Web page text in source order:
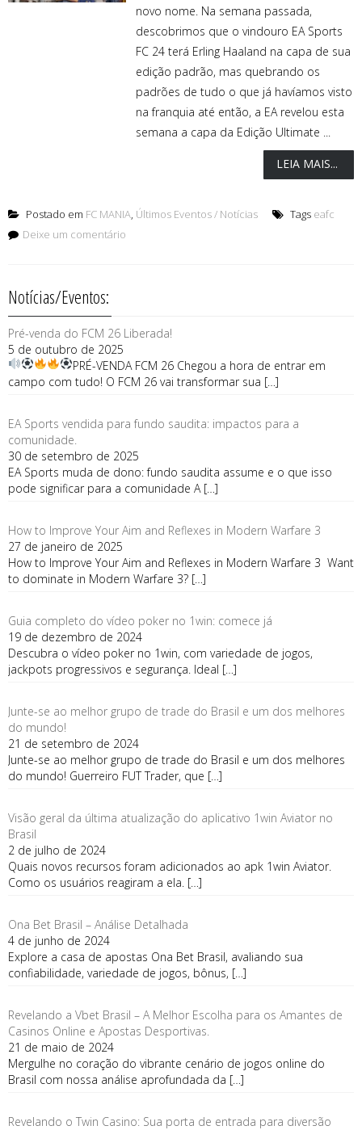
novo nome. Na semana passada,
descobrimos que o vindouro EA Sports
FC 24 terá Erling Haaland na capa de sua
edição padrão, mas quebrando os
padrões de tudo o que já havíamos visto
na franquia até então, a EA revelou esta
semana a capa da Edição Ultimate ...
LEIA MAIS...
Postado em FC MANIA, Últimos Eventos / Notícias Tags eafc
Deixe um comentário
Notícias/Eventos:
Pré-venda do FCM 26 Liberada!
5 de outubro de 2025
PRÉ-VENDA FCM 26 Chegou a hora de entrar em
campo com tudo! O FCM 26 vai transformar sua […]
EA Sports vendida para fundo saudita: impactos para a
comunidade.
30 de setembro de 2025
EA Sports muda de dono: fundo saudita assume e o que isso
pode significar para a comunidade A […]
How to Improve Your Aim and Reflexes in Modern Warfare 3
27 de janeiro de 2025
How to Improve Your Aim and Reflexes in Modern Warfare 3 Want
to dominate in Modern Warfare 3? […]
Guia сompleto do vídeo poker no 1win: comece já
19 de dezembro de 2024
Descubra o vídeo poker no 1win, com variedade de jogos,
jackpots progressivos e segurança. Ideal […]
Junte-se ao melhor grupo de trade do Brasil e um dos melhores
do mundo!
21 de setembro de 2024
Junte-se ao melhor grupo de trade do Brasil e um dos melhores
do mundo! Guerreiro FUT Trader, que […]
Visão geral da última atualização do aplicativo 1win Aviator no
Brasil
2 de julho de 2024
Quais novos recursos foram adicionados ao apk 1win Aviator.
Como os usuários reagiram a ela. […]
Ona Bet Brasil – Análise Detalhada
4 de junho de 2024
Explore a casa de apostas Ona Bet Brasil, avaliando sua
confiabilidade, variedade de jogos, bônus, […]
Revelando a Vbet Brasil – A Melhor Escolha para os Amantes de
Casinos Online e Apostas Desportivas.
21 de maio de 2024
Mergulhe no coração do vibrante cenário de jogos online do
Brasil com nossa análise aprofundada da […]
Revelando o Twin Casino: Sua porta de entrada para diversão